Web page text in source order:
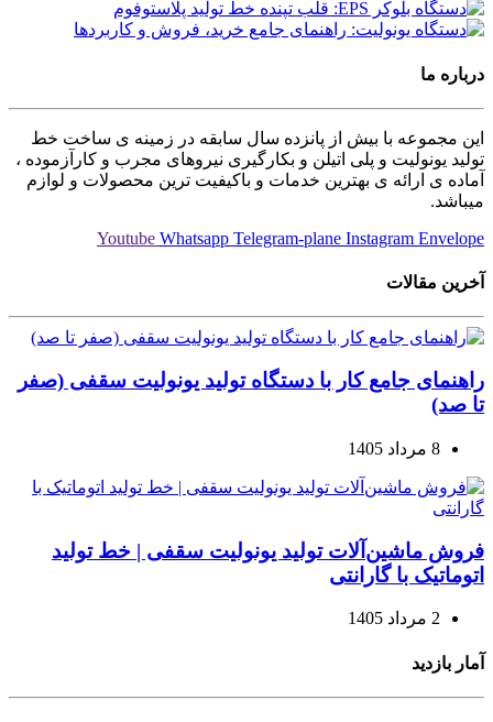
درباره ما
این مجموعه با بیش از پانزده سال سابقه در زمینه ی ساخت خط
تولید یونولیت و پلی اتیلن و بکارگیری نیروهای مجرب و کارآزموده ،
آماده ی ارائه ی بهترین خدمات و باکیفیت ترین محصولات و لوازم
میباشد.
Youtube Whatsapp Telegram-plane Instagram Envelope
آخرین مقالات
راهنمای جامع کار با دستگاه تولید یونولیت سقفی (صفر
تا صد)
8 مرداد 1405
فروش ماشین‌آلات تولید یونولیت سقفی | خط تولید
اتوماتیک با گارانتی
2 مرداد 1405
آمار بازدید